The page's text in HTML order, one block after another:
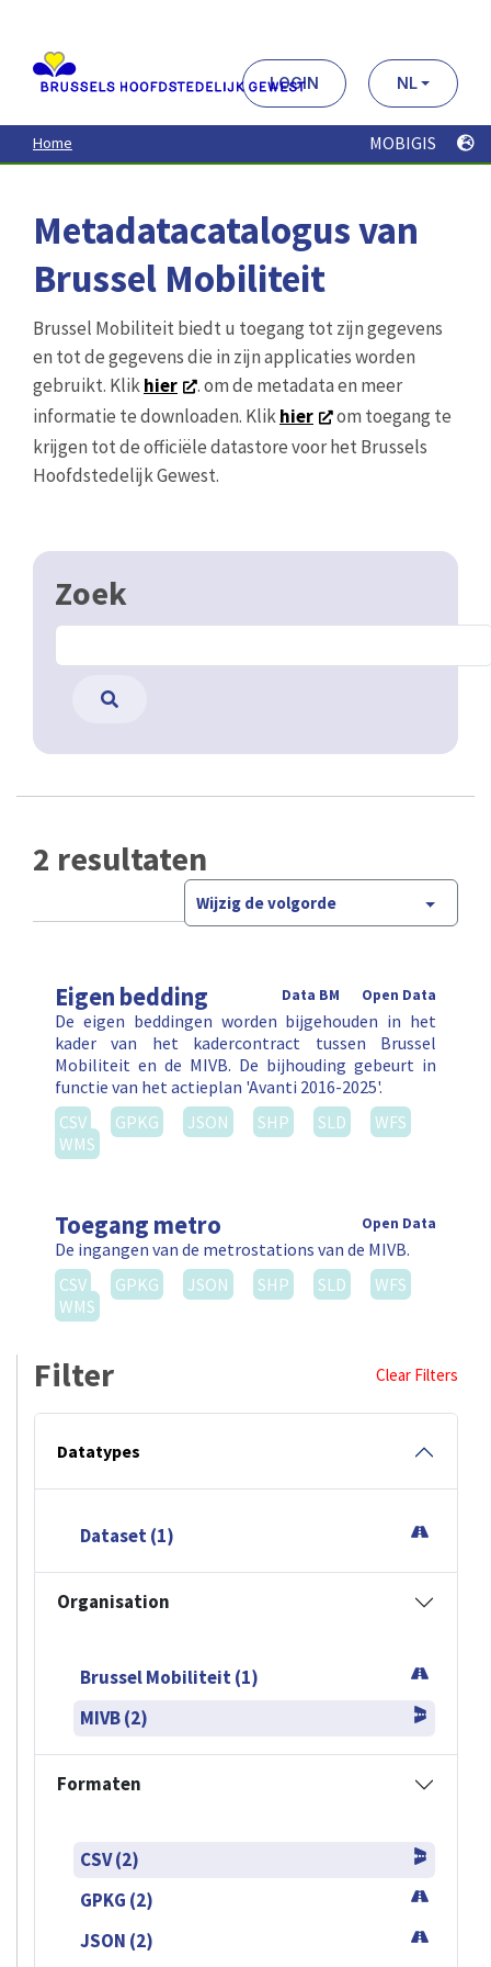
contenu
principal
LOGIN NL
Home MOBIGIS
Metadatacatalogus van
Brussel Mobiliteit
Brussel Mobiliteit biedt u toegang tot zijn gegevens
en tot de gegevens die in zijn applicaties worden
gebruikt. Klikhier
. om de metadata en meer
informatie te downloaden. Klikhier
om toegang te
krijgen tot de officiële datastore voor het Brussels
Hoofdstedelijk Gewest.
Zoek
2 resultaten
Wijzig de volgorde
Eigen bedding Open Data
Data BM
De eigen beddingen worden bijgehouden in het
kader van het kadercontract tussen Brussel
Mobiliteit en de MIVB. De bijhouding gebeurt in
functie van het actieplan 'Avanti 2016-2025'.
CSV
GPKG JSON SHP SLD
WFS
WMS
Toegang metro Open Data
De ingangen van de metrostations van de MIVB.
CSV
GPKG JSON SHP SLD
WFS
WMS
Filter Clear Filters
Datatypes
Dataset (1)
Organisation
Brussel Mobiliteit (1)
MIVB (2)
Formaten
CSV (2)
GPKG (2)
JSON (2)